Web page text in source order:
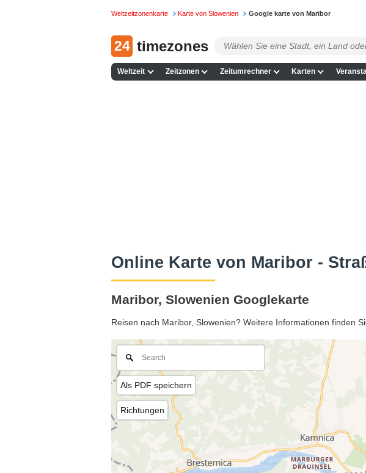
Weltzeitzonenkarte Karte von Slowenien Google karte von Maribor
24 timezones
Weltzeit Zeitzonen Zeitumrechner Karten
Online Karte von Maribor -
Maribor, Slowenien Googlekarte
Reisen nach Maribor, Slowenien? Weitere Informationen finden
Als PDF speichern
Richtungen